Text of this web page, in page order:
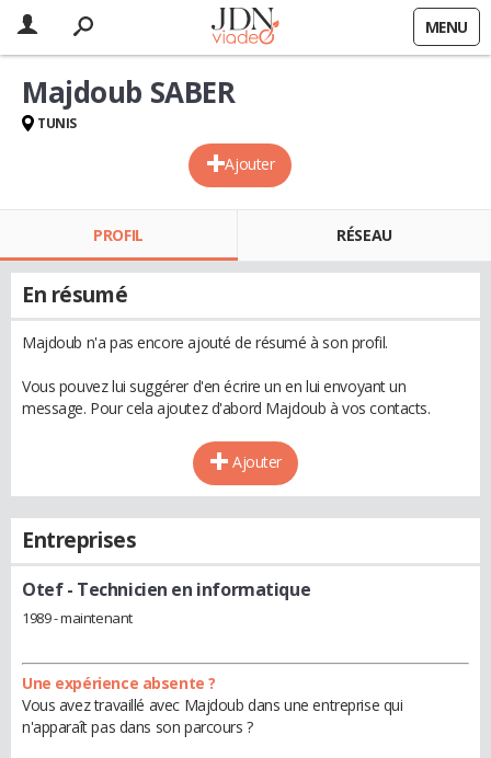
MENU
Ajouter
Majdoub SABER
TUNIS
PROFIL RÉSEAU
En résumé
Majdoub n'a pas encore ajouté de résumé à son profil.
Vous pouvez lui suggérer d'en écrire un en lui envoyant un
message. Pour cela ajoutez d'abord Majdoub à vos contacts.
Ajouter
Entreprises
Otef- Technicien en informatique
1989 - maintenant
Une expérience absente ?
Vous avez travaillé avec Majdoub dans une entreprise qui
n'apparaît pas dans son parcours ?